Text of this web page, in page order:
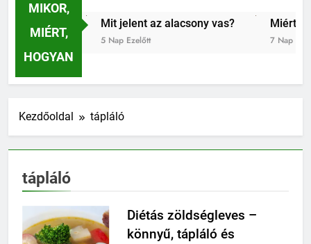
MIKOR,
MIÉRT,
HOGYAN
Mit jelent az alacsony vas?
5 Nap Ezelőtt
Miért fáj a váll?
Kezdőoldal tápláló
tápláló
Diétás zöldségleves –
könnyű, tápláló és